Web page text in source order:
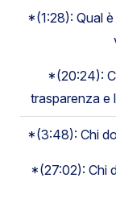
*(1:28): Qual
*(20:24):
trasparenza e
*(3:48): Chi
*(27:02): Chi